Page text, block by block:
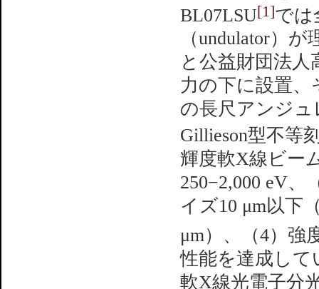
BL07LSU[1]では
（undulator）
と公益財団法人
力の下に設置
の長尺アンジュ
Gillieson型不等
輝度軟X線ビー
250−2,000 eV、
イズ10 μm以下
μm）、（4）強
性能を達成し
軟X線光電子分